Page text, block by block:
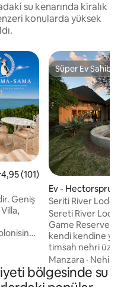
su kenarında kiralık
konularda yüksek
ortalama 4,95
4,95 (101)
Geniş
bir
Süper Ev Sahibi
Süper Ev Sahibi
Ev - Hectorspruit
Seriti River Lodge
Parkı
Sereti River
Game
kendi kendine
timsah nehri
inanılmaz büyük 5
için mükemmeldir.
hayvanların
Manzara · Nehir
bölgesinde su